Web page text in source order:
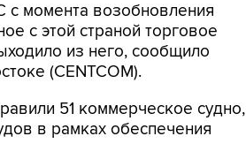
с момента возобновления
с этой страной торговое
из него, сообщило
(CENTCOM).
51 коммерческое судно,
в рамках обеспечения